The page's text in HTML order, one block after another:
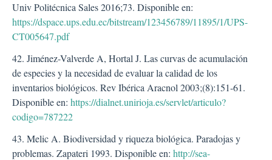
Univ Politécnica Sales 2016;73. Disponible en:
https://dspace.ups.edu.ec/bitstream/123456789/11895/1/UPS-
CT005647.pdf
42. Jiménez-Valverde A, Hortal J. Las curvas de acumulación
de especies y la necesidad de evaluar la calidad de los
inventarios biológicos. Rev Ibérica Aracnol 2003;(8):151-61.
Disponible en: https://dialnet.unirioja.es/servlet/articulo?
codigo=787222
43. Melic A. Biodiversidad y riqueza biológica. Paradojas y
problemas. Zapateri 1993. Disponible en: http://sea-